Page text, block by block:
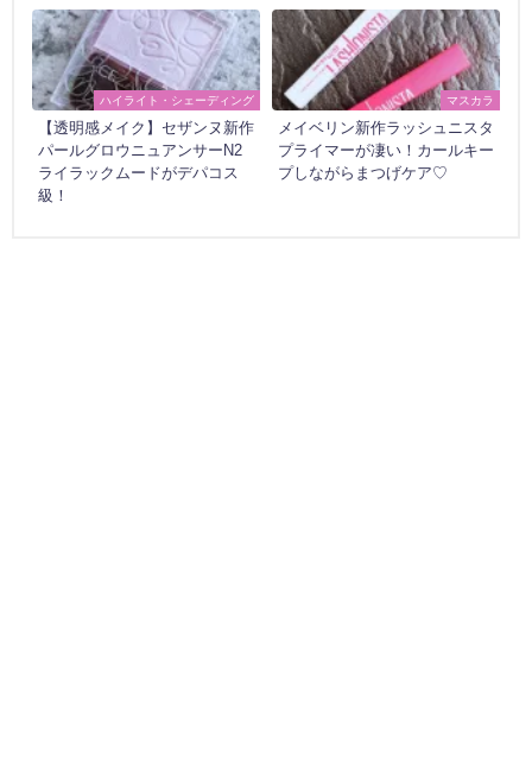
ハイライト・シェーディング
【透明感メイク】セザンヌ新作
パールグロウニュアンサーN2
ライラックムードがデパコス
級！
マスカラ
メイベリン新作ラッシュニスタ
プライマーが凄い！カールキー
プしながらまつげケア♡